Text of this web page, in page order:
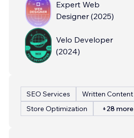
Expert Web
Designer (2025)
Velo Developer
(2024)
SEO Services
Written Content
Store Optimization
+28 more